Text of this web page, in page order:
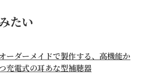
たい
ーダーメイドで製作する、高機能か
充電式の耳あな型補聴器